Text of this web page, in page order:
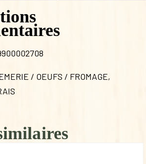
/ OEUFS / FROMAGE,